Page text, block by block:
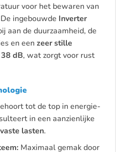
voor het bewaren van
ingebouwde Inverter
aan de duurzaamheid, de
en een zeer stille
dB, wat zorgt voor rust
tot de top in energie-
in een aanzienlijke
lasten.
Maximaal gemak door